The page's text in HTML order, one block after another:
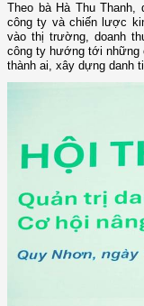
Theo bà Hà Thu Thanh,
công ty và chiến lược
vào thị trường, doanh
công ty hướng tới những
thành ai, xây dựng danh